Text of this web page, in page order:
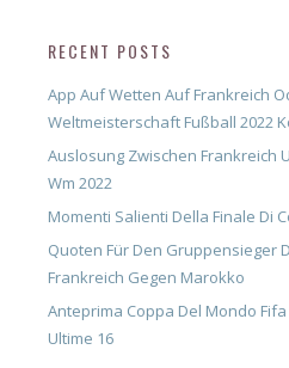
RECENT POSTS
App Auf Wetten Auf Frankreich
Weltmeisterschaft Fußball 2022
Auslosung Zwischen Frankreich
Wm 2022
Momenti Salienti Della Finale Di
Quoten Für Den Gruppensieger
Frankreich Gegen Marokko
Anteprima Coppa Del Mondo
Ultime 16